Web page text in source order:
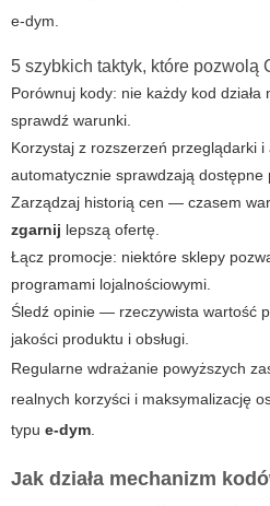
e-dym.
5 szybkich taktyk, które pozwolą
Porównuj kody: nie każdy kod
sprawdź warunki.
Korzystaj z rozszerzeń przeglądarki
automatycznie sprawdzają dostępne
Zarządzaj historią cen — czasem
zgarnij lepszą ofertę.
Łącz promocje: niektóre sklepy
programami lojalnościowymi.
Śledź opinie — rzeczywista wartość
jakości produktu i obsługi.
Regularne wdrażanie powyższych
realnych korzyści i maksymalizację
typu e-dym.
Jak działa mechanizm